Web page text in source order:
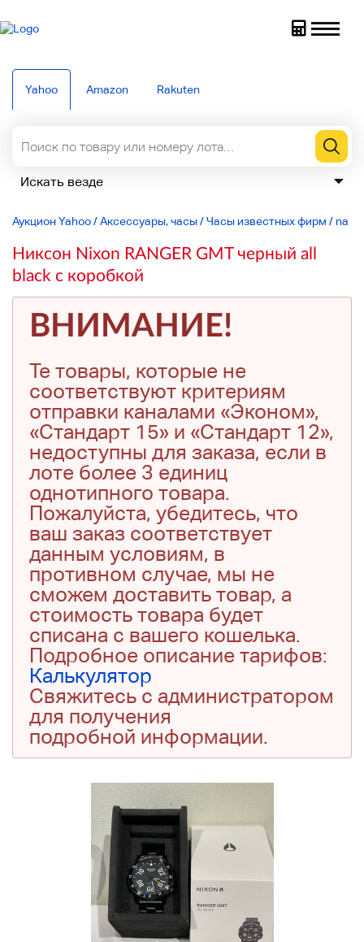
Yahoo Amazon Rakuten
Аукцион Yahoo/Аксессуары, часы/Часы известных фирм / na
Никсон Nixon RANGER GMT черный all
black с коробкой
ВНИМАНИЕ!
Те товары, которые не
соответствуют критериям
отправки каналами «Эконом»,
«Стандарт 15» и «Стандарт 12»,
недоступны для заказа, если в
лоте более 3 единиц
однотипного товара.
Пожалуйста, убедитесь, что
ваш заказ соответствует
данным условиям, в
противном случае, мы не
сможем доставить товар, а
стоимость товара будет
списана с вашего кошелька.
Подробное описание тарифов:
Калькулятор
Свяжитесь с администратором
для получения
подробной информации.